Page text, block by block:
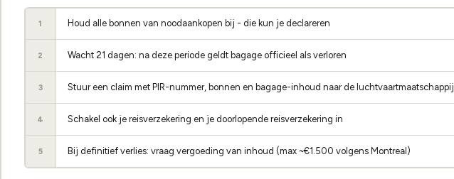
1 Houd alle bonnen van noodaankopen bij - die kun je declareren
2 Wacht 21 dagen: na deze periode geldt bagage officieel als verloren
3 Stuur een claim met PIR-nummer, bonnen en bagage-inhoud naar de luchtvaartmaatschappij
4 Schakel ook je reisverzekering en je doorlopende reisverzekering in
5 Bij definitief verlies: vraag vergoeding van inhoud (max ~€1.500 volgens Montreal)